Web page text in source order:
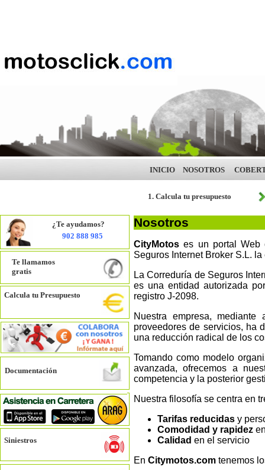
1. Calcula tu presupuesto
902 888 985
¿Te ayudamos?
Documentación
Te llamamos
gratis
Siniestros
Calcula tu Presupuesto
INICIO NOSOTROS
Nosotros
CityMotos es un portal Web
Seguros Internet Broker S.L.
La Correduría de Seguros
es una entidad autorizada
registro J-2098.
Nuestra empresa, mediante
proveedores de servicios, ha
una reducción radical de los
Tomando como modelo
avanzada, ofrecemos a
competencia y la posterior
Nuestra filosofía se centra en
Tarifas reducidas y
Comodidad y rapidez
Calidad en el servicio
En Citymotos.com tenemos